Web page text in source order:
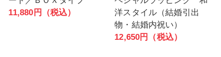
11,880円（税込）
洋スタイル（結婚引出
物・結婚内祝い）
12,650円（税込）